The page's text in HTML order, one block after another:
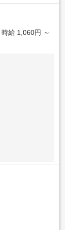
給 1,060円 ～